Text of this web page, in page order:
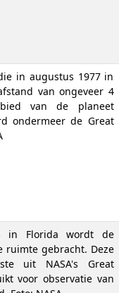
in augustus 1977 in
van ongeveer 4
van de planeet
ondermeer de Great
in Florida wordt de
ruimte gebracht. Deze
uit NASA's Great
voor observatie van